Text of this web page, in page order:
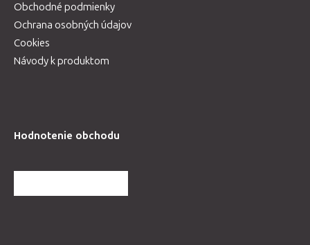
Obchodné podmienky
Ochrana osobných údajov
Cookies
Návody k produktom
Hodnotenie obchodu